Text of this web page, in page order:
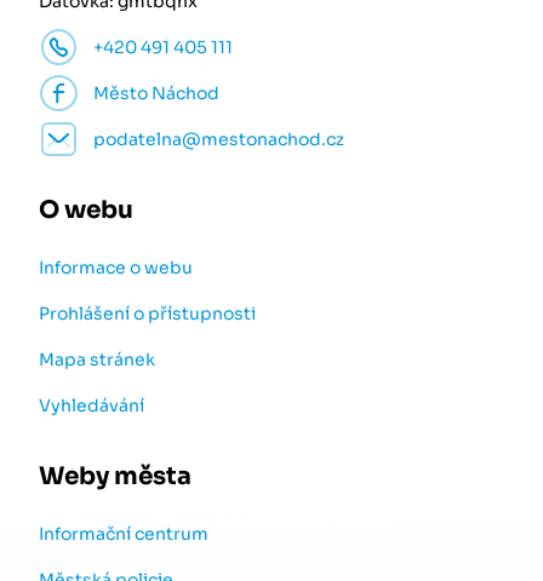
+420 491 405 111
Město Náchod
podatelna@mestonachod.cz
O webu
Informace o webu
Prohlášení o přístupnosti
Mapa stránek
Vyhledávání
Weby města
Informační centrum